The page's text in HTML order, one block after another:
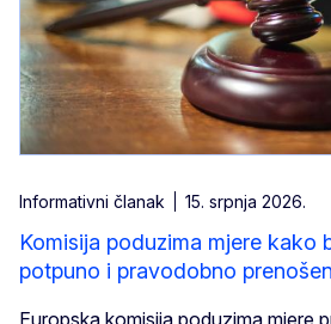
Informativni članak 15. srpnja 2026.
Komisija poduzima mjere kako
potpuno i pravodobno